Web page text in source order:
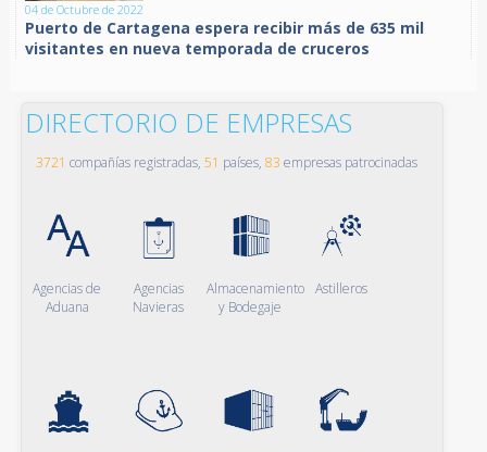
04 de Octubre de 2022
Puerto de Cartagena espera recibir más de 635 mil
visitantes en nueva temporada de cruceros
DIRECTORIO DE EMPRESAS
3721 compañías registradas, 51 países, 83 empresas patrocinadas
Agencias de
Aduana
Agencias
Navieras
Almacenamiento
y Bodegaje
Astilleros